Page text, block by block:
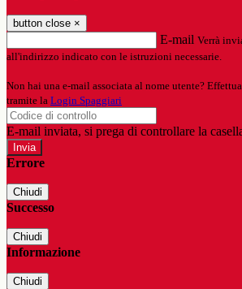
button close ×
E-mail Verrà
all'indirizzo indicato con le istruzioni necessarie.
Non hai una e-mail associata al nome utente?
tramite la Login Spaggiari
E-mail inviata, si prega di controllare la
Errore
Chiudi
Successo
Chiudi
Informazione
Chiudi